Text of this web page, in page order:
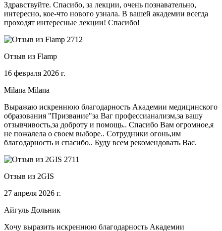
Здравствуйте. Спасибо, за лекции, очень познавательно,
интересно, кое-что нового узнала. В вашей академии всегда
проходят интересные лекции! Спасибо!
Отзыв из Flamp
16 февраля 2026 г.
Milana Milana
Выражаю искреннюю благодарность Академии медицинского
образования "Призвание"за Ваг профессианализм,за вашу
отзывчивость,за доброту и помощь.. Спасибо Вам огромное,я
не пожалела о своем выборе.. Сотрудники огонь,им
благодарность и спасибо.. Буду всем рекомендовать Вас.
Отзыв из 2GIS
27 апреля 2026 г.
Айгуль Дольник
Хочу выразить искреннюю благодарность Академии